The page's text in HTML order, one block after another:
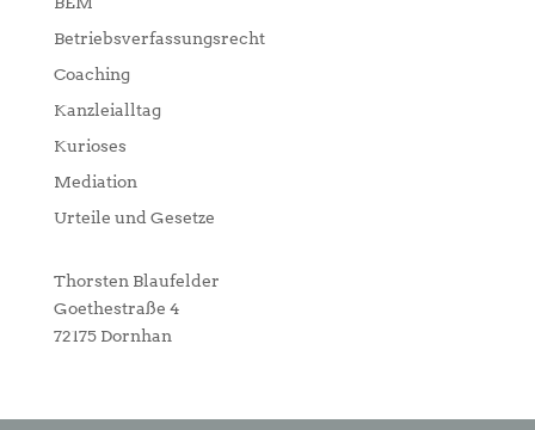
Betriebsverfassungsrecht
Coaching
Kanzleialltag
Kurioses
Mediation
Urteile und Gesetze
Thorsten Blaufelder
Goethestraße 4
72175 Dornhan